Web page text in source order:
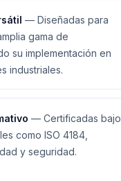
— Diseñadas para
gama de
su implementación en
industriales.
— Certificadas bajo
como ISO 4184,
y seguridad.